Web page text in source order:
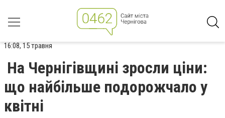
16:08, 15 травня
На Чернігівщині зросли ціни:
що найбільше подорожчало у
квітні